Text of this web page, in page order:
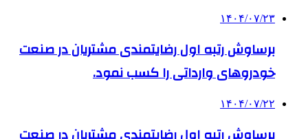
۱۴۰۴/۰۷/۲۳
برساوش رتبه اول رضایتمندی مشتریان در صنعت
خودروهای وارداتی را کسب نمود.
۱۴۰۴/۰۷/۲۲